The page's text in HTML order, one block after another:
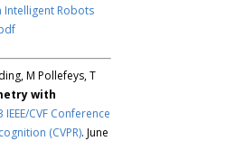
Intelligent Robots
M Pollefeys, T
with
IEEE/CVF Conference
(CVPR). June